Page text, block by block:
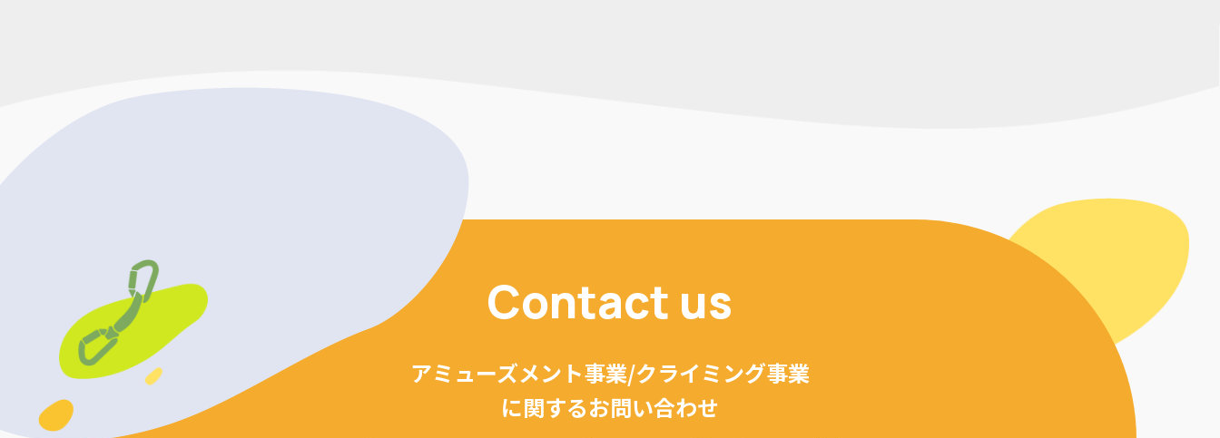
Contact us
アミューズメント事業/クライミング事業
に関するお問い合わせ